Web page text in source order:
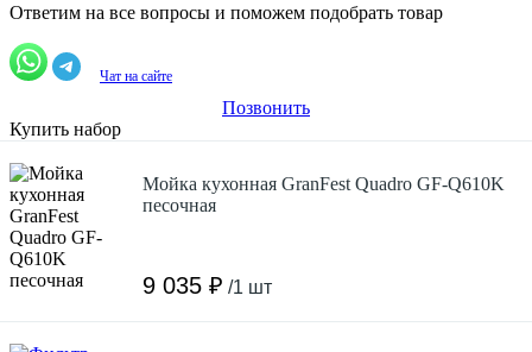
Ответим на все вопросы и поможем подобрать товар
Чат на сайте
Позвонить
Купить набор
Мойка кухонная GranFest Quadro GF-Q610K
песочная
9 035 ₽ /1 шт